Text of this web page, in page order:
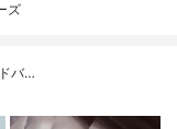
ズ
バ…